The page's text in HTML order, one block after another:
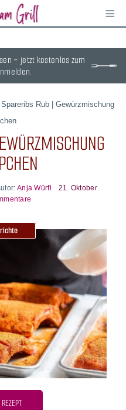
≡
– jetzt kostenlos zum
Spareribs Rub | Gewürzmischung
Anja Würfl
21. Oktober